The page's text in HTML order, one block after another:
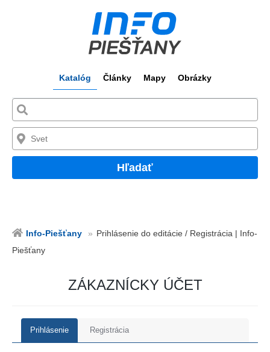
Katalóg Články Mapy Obrázky
Hľadať
Info-Piešťany
Prihlásenie do editácie / Registrácia | Info-
Piešťany
ZÁKAZNÍCKY ÚČET
Prihlásenie Registrácia